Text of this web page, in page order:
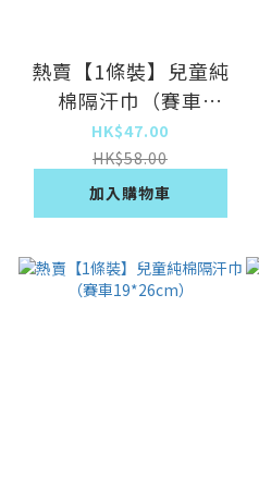
熱賣【1條裝】兒童純
棉隔汗巾（賽車
24*32cm）
HK$47.00
HK$58.00
加入購物車